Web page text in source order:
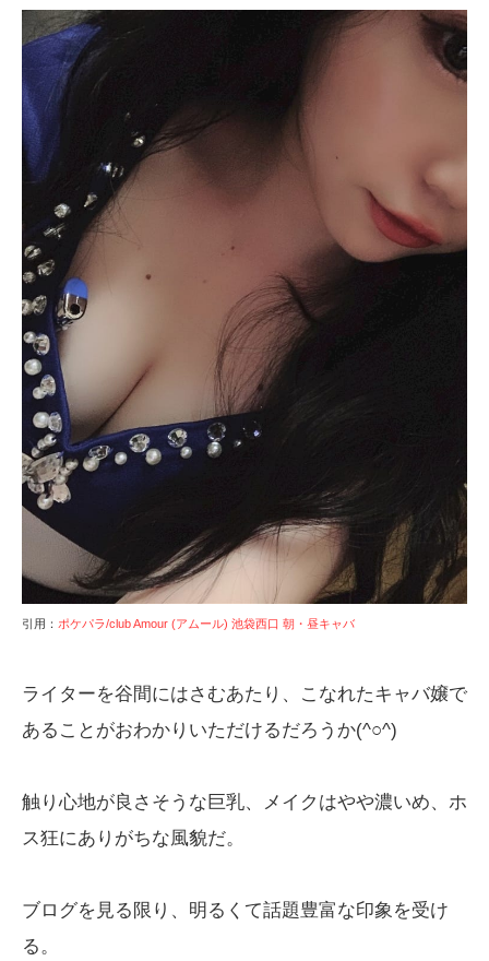
引用： ポケパラ/club Amour (アムール) 池袋西口 朝・昼キャバ
ライターを谷間にはさむあたり、こなれたキャバ嬢で
あることがおわかりいただけるだろうか(^○^)
触り心地が良さそうな巨乳、メイクはやや濃いめ、ホ
ス狂にありがちな風貌だ。
ブログを見る限り、明るくて話題豊富な印象を受け
る。